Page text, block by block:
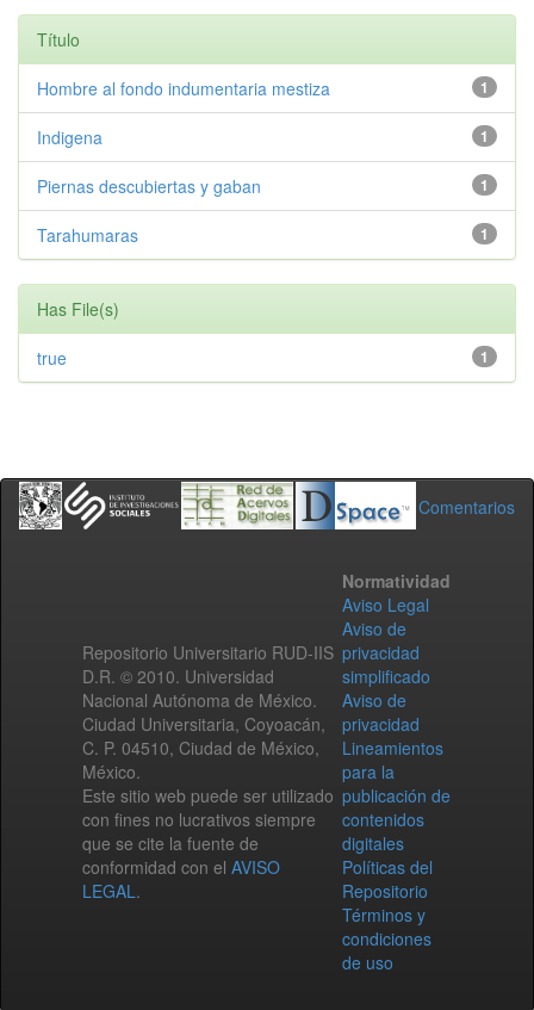
Título
1
Hombre al fondo indumentaria mestiza
1
Indigena
1
Piernas descubiertas y gaban
1
Tarahumaras
Has File(s)
1
true
Comentarios
Repositorio Universitario RUD-IIS
D.R. © 2010. Universidad
Nacional Autónoma de México.
Ciudad Universitaria, Coyoacán,
C. P. 04510, Ciudad de México,
México.
Este sitio web puede ser utilizado
con fines no lucrativos siempre
que se cite la fuente de
conformidad con el AVISO
LEGAL.
Normatividad
Aviso Legal
Aviso de
privacidad
simplificado
Aviso de
privacidad
Lineamientos
para la
publicación de
contenidos
digitales
Políticas del
Repositorio
Términos y
condiciones
de uso